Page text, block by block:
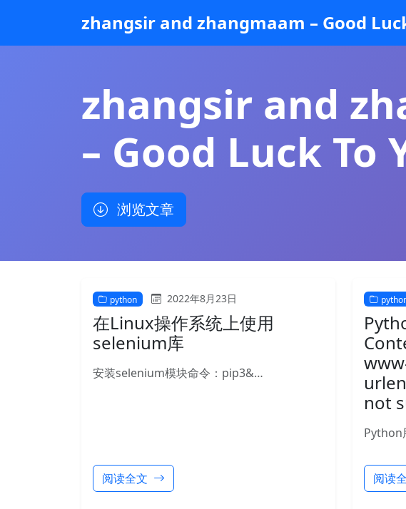
主
zhangsir and zhangmaam – Good
zhangsir and
– Good Luck To
浏览文章
python 2022年8月23日
在Linux操作系统上使用
selenium库
安装selenium模块命令：pip3&…
阅读全文
not
Python
阅读